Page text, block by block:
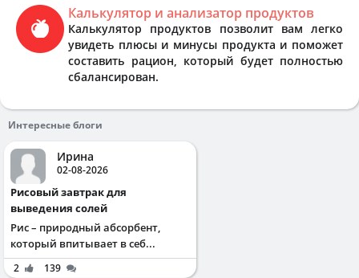
Калькулятор и анализатор продуктов
Калькулятор продуктов позволит вам легко
увидеть плюсы и минусы продукта и поможет
составить рацион, который будет полностью
сбалансирован.
Интересные блоги
Ирина
02-08-2026
Рисовый завтрак для
выведения солей
Рис – природный абсорбент,
который впитывает в себ...
2 139